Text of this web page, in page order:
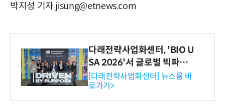
박지성 기자 jisung@etnews.com
다래전략사업화센터, 'BIO U
SA 2026'서 글로벌 빅파마
와의 비즈니스 미팅 지원…K
-바이오 해외 진출 교두보 확
보
[다래전략사업화센터] 뉴스룸 바
로가기>